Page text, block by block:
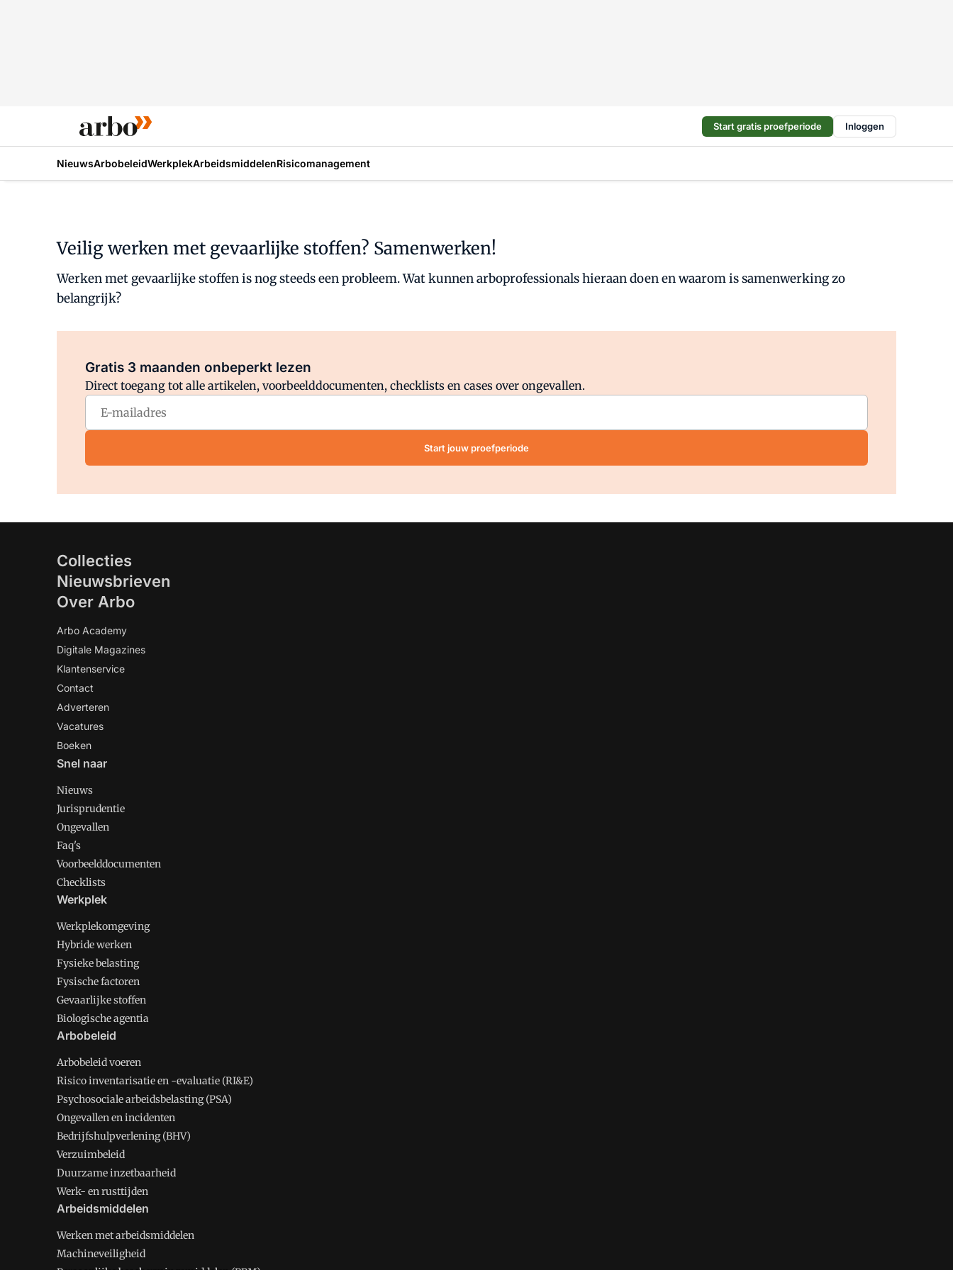
Start gratis proefperiode Inloggen
NieuwsArbobeleidWerkplekArbeidsmiddelenRisicomanagement
Veilig werken met gevaarlijke stoffen? Samenwerken!
Werken met gevaarlijke stoffen is nog steeds een probleem. Wat kunnen arboprofessionals hieraan doen en waarom is samenwerking zo
belangrijk?
Gratis 3 maanden onbeperkt lezen
Direct toegang tot alle artikelen, voorbeelddocumenten, checklists en cases over ongevallen.
Start jouw proefperiode
Collecties
Nieuwsbrieven
Over Arbo
Arbo Academy
Digitale Magazines
Klantenservice
Contact
Adverteren
Vacatures
Boeken
Snel naar
Nieuws
Jurisprudentie
Ongevallen
Faq's
Voorbeelddocumenten
Checklists
Werkplek
Werkplekomgeving
Hybride werken
Fysieke belasting
Fysische factoren
Gevaarlijke stoffen
Biologische agentia
Arbobeleid
Arbobeleid voeren
Risico inventarisatie en -evaluatie (RI&E)
Psychosociale arbeidsbelasting (PSA)
Ongevallen en incidenten
Bedrijfshulpverlening (BHV)
Verzuimbeleid
Duurzame inzetbaarheid
Werk- en rusttijden
Arbeidsmiddelen
Werken met arbeidsmiddelen
Machineveiligheid